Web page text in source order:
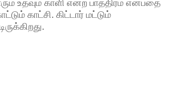
உதவும் காளி என்ற பாத்திரம் என்பதை
காட்சி. கிட்டார் மட்டும்